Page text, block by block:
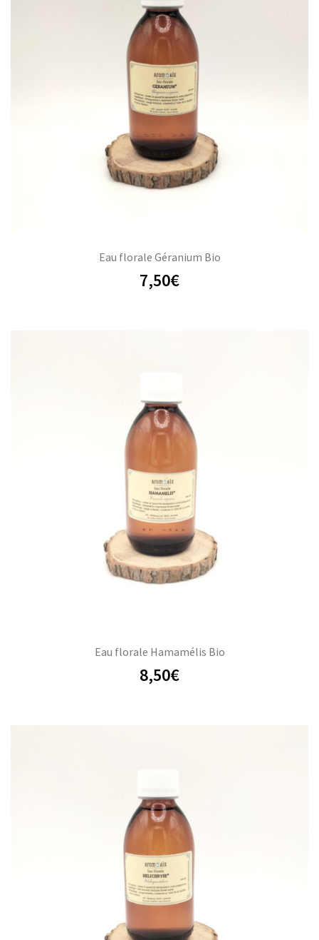
Eau florale Géranium Bio
7,50€
Eau florale Hamamélis Bio
8,50€